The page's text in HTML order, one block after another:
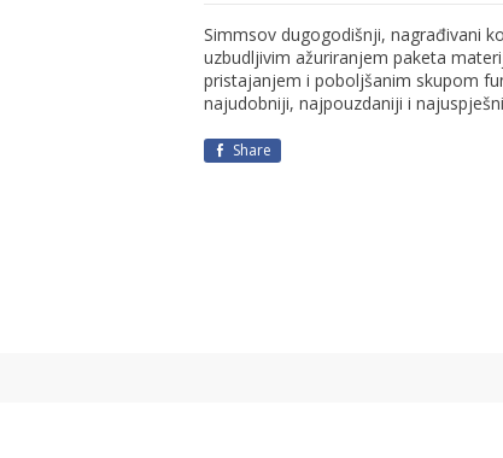
Simmsov dugogodišnji, nagrađivani
uzbudljivim ažuriranjem paketa
pristajanjem i poboljšanim skupom
najudobniji, najpouzdaniji i
Share